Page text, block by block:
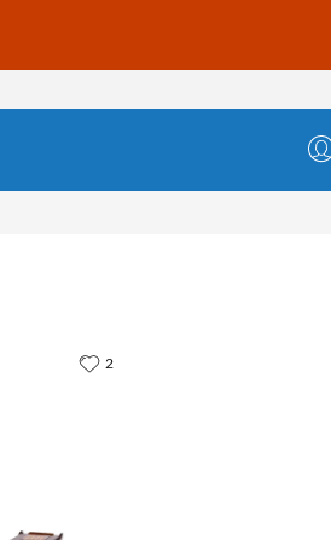
2